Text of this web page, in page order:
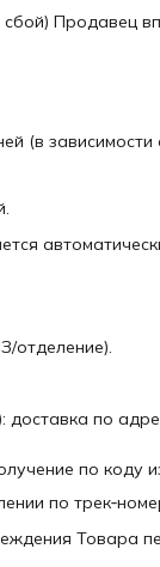
Продавец
(в зависимости
отделение).
по
по коду
по
Товара